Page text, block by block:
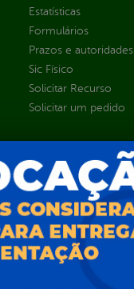
Estatísticas
Formulários
Prazos e autoridades
Sic Físico
Solicitar Recurso
Solicitar um pedido